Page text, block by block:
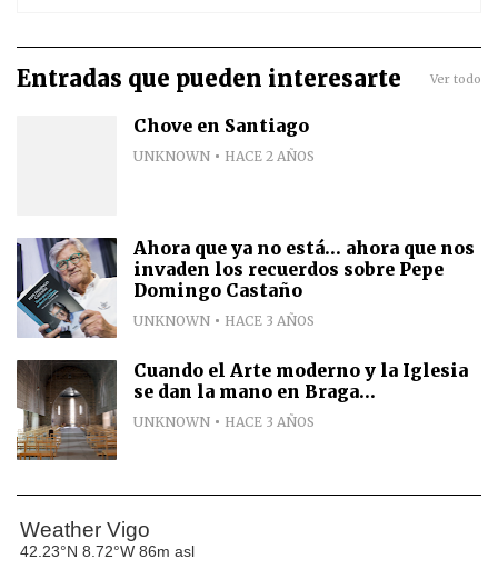
Entradas que pueden interesarte Ver todo
Chove en Santiago
UNKNOWN HACE 2 AÑOS
Ahora que ya no está... ahora que nos
invaden los recuerdos sobre Pepe
Domingo Castaño
UNKNOWN HACE 3 AÑOS
Cuando el Arte moderno y la Iglesia
se dan la mano en Braga...
UNKNOWN HACE 3 AÑOS